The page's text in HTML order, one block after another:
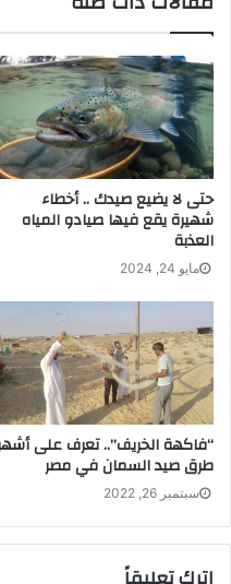
أولًا:
تحضر عجينة صيد القراميط
حيث نحضر: “عيش/ خبز بلدي
الفينو، فصوص ثوم، زيت،
لأسباب فنية، ملح، سكر”.
اعجنه جيدًا، ثم أضف الثوم
حتى لا يضيع صيدك .. أخطاء
شهيرة يقع فيها صيادو المياه
العذبة
مايو 24, 2024
“فاكهة الخريف”.. تعرف على
طرق صيد السمان في مصر
سبتمبر 26, 2022